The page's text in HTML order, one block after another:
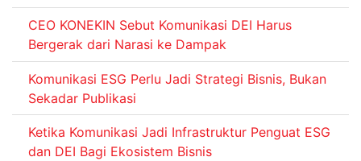
CEO KONEKIN Sebut Komunikasi DEI Harus
Bergerak dari Narasi ke Dampak
Komunikasi ESG Perlu Jadi Strategi Bisnis, Bukan
Sekadar Publikasi
Ketika Komunikasi Jadi Infrastruktur Penguat ESG
dan DEI Bagi Ekosistem Bisnis